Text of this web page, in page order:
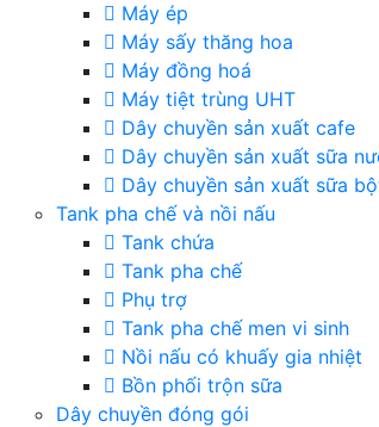
Máy ép
Máy sấy thăng hoa
Máy đồng hoá
Máy tiệt trùng UHT
Dây chuyền sản xuất cafe
Dây chuyền sản xuất sữa
Dây chuyền sản xuất sữa
Tank pha chế và nồi nấu
Tank chứa
Tank pha chế
Phụ trợ
Tank pha chế men vi sinh
Nồi nấu có khuấy gia nhiệt
Bồn phối trộn sữa
Dây chuyền đóng gói